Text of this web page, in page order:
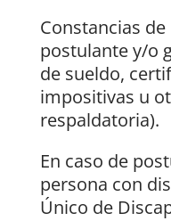
Constancias
postulante y/o
de sueldo,
impositivas u
respaldatoria).
En caso de
persona con
Único de